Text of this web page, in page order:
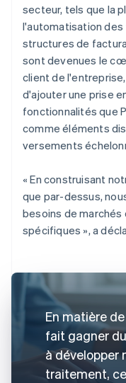
secteur, tels que la
l'automatisation
structures de
sont devenues le
client de
d'ajouter une prise
fonctionnalités que
comme éléments
versements
« En construisant
que par-dessus,
besoins de
spécifiques », a
En matière
fait gagner
à développer
traitement,